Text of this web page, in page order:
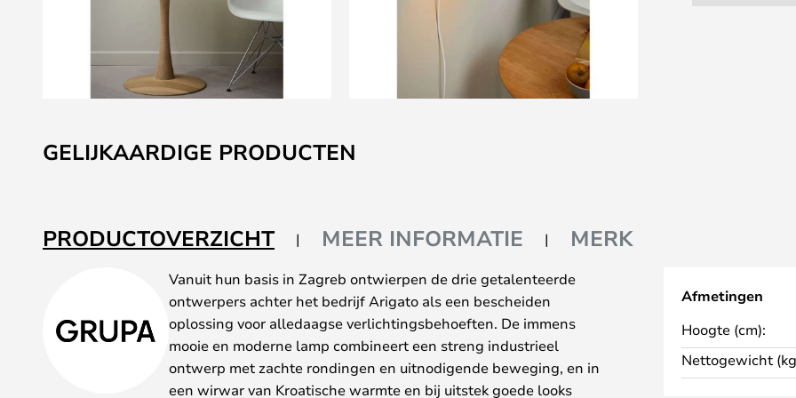
naar
het
de
afbeeldingen-
GELIJKAARDIGE PRODUCTEN
PRODUCTOVERZICHT MEER INFORMATIE MERK
Vanuit hun basis in Zagreb ontwierpen de drie getalenteerde
ontwerpers achter het bedrijf Arigato als een bescheiden
oplossing voor alledaagse verlichtingsbehoeften. De immens
mooie en moderne lamp combineert een streng industrieel
ontwerp met zachte rondingen en uitnodigende beweging, en in
een wirwar van Kroatische warmte en bij uitstek goede looks
Afmetingen
Hoogte (cm):
Nettogewicht